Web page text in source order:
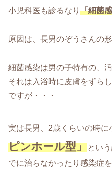
小児科医も診るなり 「細菌
原因は、長男のぞうさんの
細菌感染は男の子特有の、
それは入浴時に皮膚をずら
ですが・・・
実は長男、2歳くらいの時に
ピンホール型」とい
でに治らなかったり感染症